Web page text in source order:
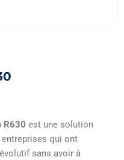
R630 est une solution
qui ont
sans avoir à